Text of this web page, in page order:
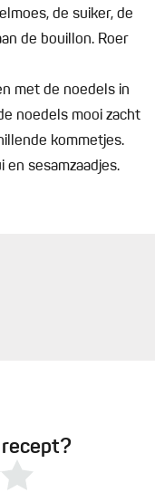
de suiker, de
de bouillon. Roer
met de noedels in
noedels mooi zacht
kommetjes.
sesamzaadjes.
recept?